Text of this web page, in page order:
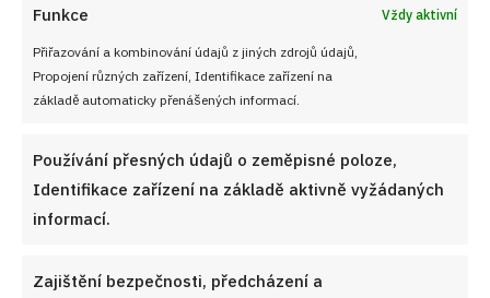
Funkce Vždy aktivní
Přiřazování a kombinování údajů z jiných zdrojů údajů,
Propojení různých zařízení, Identifikace zařízení na
základě automaticky přenášených informací.
Používání přesných údajů o zeměpisné poloze,
Identifikace zařízení na základě aktivně vyžádaných
informací.
Zajištění bezpečnosti, předcházení a